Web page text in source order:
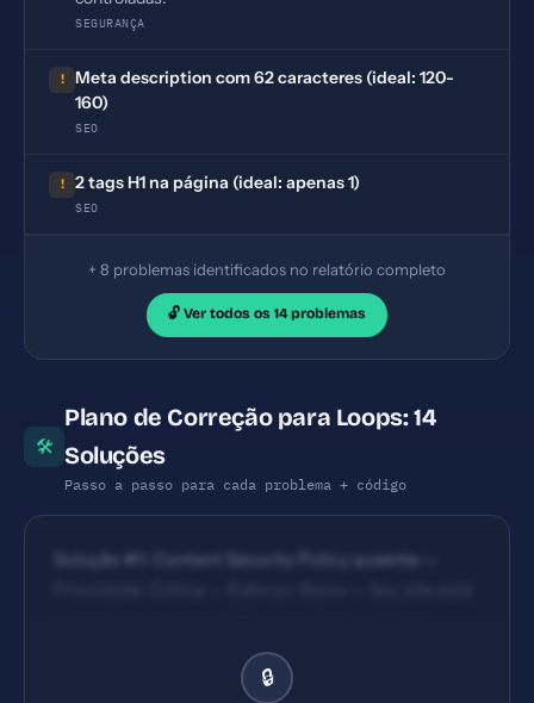
SEGURANÇA
!
Meta description com 62 caracteres (ideal: 120-
160)
SEO
! 2 tags H1 na página (ideal: apenas 1)
SEO
+ 8 problemas identificados no relatório completo
🔓 Ver todos os 14 problemas
🛠
Plano de Correção para Loops: 14
Soluções
Passo a passo para cada problema + código
Solução #1: Content Security Policy ausente —
malicioso. — Solução #2: X-Frame-Options ausente
— Prioridade: Crítica — Esforço: Baixo — Seu site
🔒